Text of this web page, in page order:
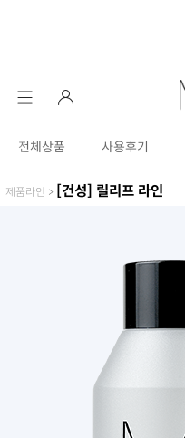
전체상품 사용후기
제품라인 > [건성] 릴리프 라인